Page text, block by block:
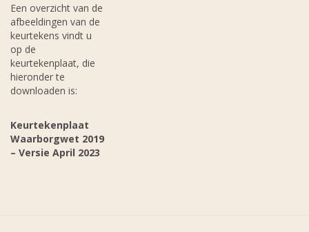
Een overzicht van de
afbeeldingen van de
keurtekens vindt u
op de
keurtekenplaat, die
hieronder te
downloaden is:
Keurtekenplaat
Waarborgwet 2019
– Versie April 2023